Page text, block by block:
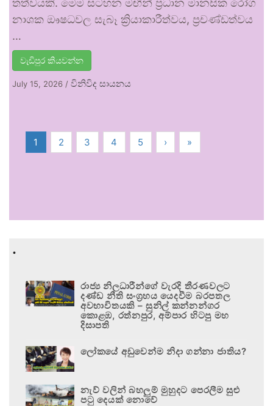
තත්වයකි. මෙම සටහන මඟින් ප්‍රධාන මානසික රෝග
නාශක ඖෂධවල සැබෑ ක්‍රියාකාරීත්වය, ප්‍රචණ්ඩත්වය
…
වැඩිපුර කියවන්න
July 15, 2026 / විනිවිද සායනය
1 2 3 4 5 › »
.
රාජ්‍ය නිලධාරීන්ගේ වැරදි තීරණවලට
දණ්ඩ නීති සංග්‍රහය යෙදවීම බරපතල
අවභාවිතයකි – සුනිල් කන්නන්ගර
කොළඹ, රත්නපුර, අම්පාර හිටපු මහ
දිසාපති
ලෝකයේ අඩුවෙන්ම නිදා ගන්නා ජාතිය?
නැව් වලින් බහලුම් මුහුදට පෙරලීම සුළු
පටු දෙයක් නොවේ